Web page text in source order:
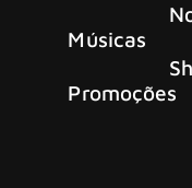
Músicas
Promoções